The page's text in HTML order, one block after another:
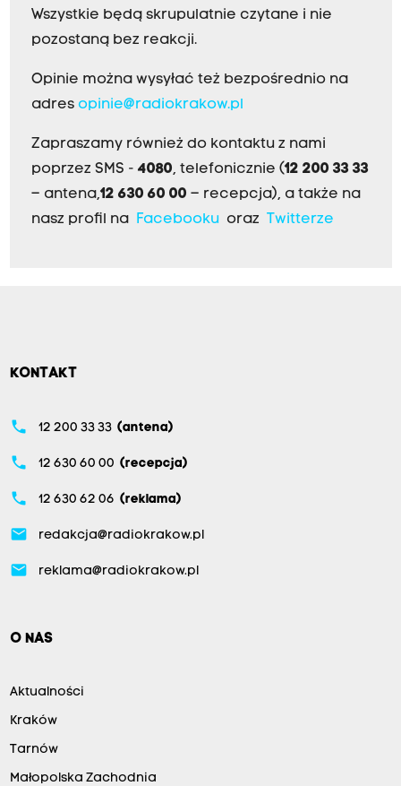
Wszystkie będą skrupulatnie czytane i nie
pozostaną bez reakcji.
Opinie można wysyłać też bezpośrednio na
adres opinie@radiokrakow.pl
Zapraszamy również do kontaktu z nami
poprzez SMS - 4080, telefonicznie (12 200 33 33
– antena,12 630 60 00 – recepcja), a także na
nasz profil na Facebookuoraz Twitterze
KONTAKT
phone 12 200 33 33 (antena)
phone 12 630 60 00 (recepcja)
phone 12 630 62 06 (reklama)
email redakcja@radiokrakow.pl
email reklama@radiokrakow.pl
O NAS
Aktualności
Kraków
Tarnów
Małopolska Zachodnia